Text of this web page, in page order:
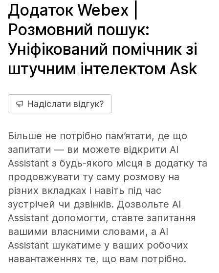
Додаток Webex |
Розмовний пошук:
Уніфікований помічник зі
штучним інтелектом Ask
Надіслати відгук?
Більше не потрібно пам’ятати, де що
запитати — ви можете відкрити AI
Assistant з будь-якого місця в додатку та
продовжувати ту саму розмову на
різних вкладках і навіть під час
зустрічей чи дзвінків. Дозвольте AI
Assistant допомогти, ставте запитання
вашими власними словами, а AI
Assistant шукатиме у ваших робочих
навантаженнях те, що вам потрібно.